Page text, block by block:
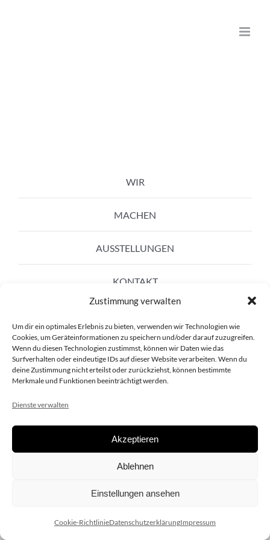
Zustimmung verwalten
Um dir ein optimales Erlebnis zu bieten, verwenden wir Technologien wie
Cookies, um Geräteinformationen zu speichern und/oder darauf zuzugreifen.
Wenn du diesen Technologien zustimmst, können wir Daten wie das
Surfverhalten oder eindeutige IDs auf dieser Website verarbeiten. Wenn du
deine Zustimmung nicht erteilst oder zurückziehst, können bestimmte
Merkmale und Funktionen beeinträchtigt werden.
Dienste verwalten
Akzeptieren
Ablehnen
Einstellungen ansehen
Cookie-RichtlinieDatenschutzerklärungImpressum
WIR
MACHEN
AUSSTELLUNGEN
KONTAKT
Copyright 2020 dieSCHAUsteller.at |Datenschützerklärung|
| Design:www.ARGEntur.at